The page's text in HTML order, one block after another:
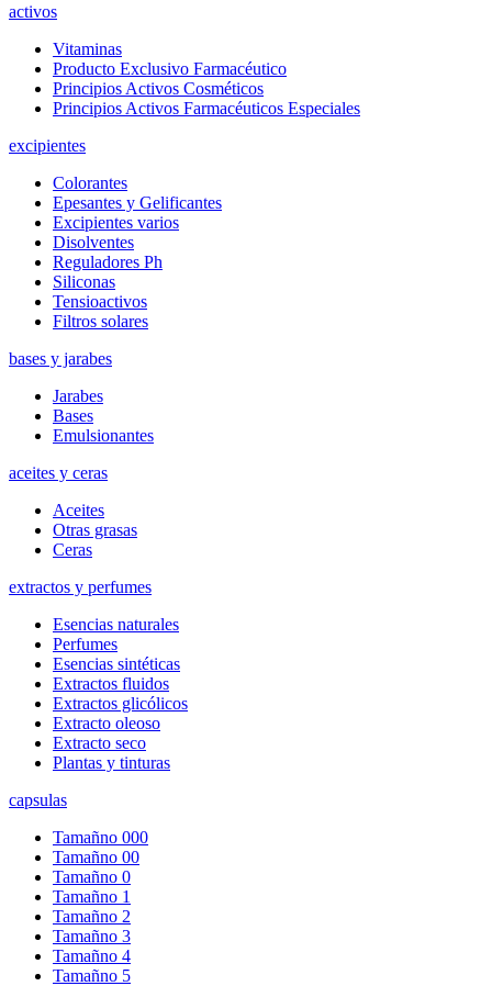
activos
Vitaminas
Producto Exclusivo Farmacéutico
Principios Activos Cosméticos
Principios Activos Farmacéuticos Especiales
excipientes
Colorantes
Epesantes y Gelificantes
Excipientes varios
Disolventes
Reguladores Ph
Siliconas
Tensioactivos
Filtros solares
bases y jarabes
Jarabes
Bases
Emulsionantes
aceites y ceras
Aceites
Otras grasas
Ceras
extractos y perfumes
Esencias naturales
Perfumes
Esencias sintéticas
Extractos fluidos
Extractos glicólicos
Extracto oleoso
Extracto seco
Plantas y tinturas
capsulas
Tamañno 000
Tamañno 00
Tamañno 0
Tamañno 1
Tamañno 2
Tamañno 3
Tamañno 4
Tamañno 5